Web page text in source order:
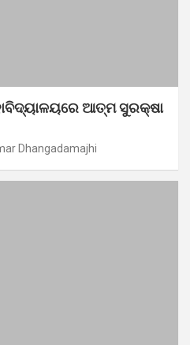
ଆତ୍ମ ସୁରକ୍ଷା
Dhangadamajhi